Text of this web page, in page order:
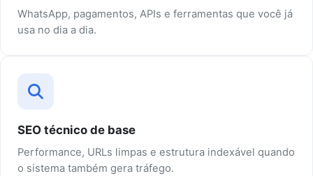
WhatsApp, pagamentos, APIs e ferramentas que você já
usa no dia a dia.
SEO técnico de base
Performance, URLs limpas e estrutura indexável quando
o sistema também gera tráfego.